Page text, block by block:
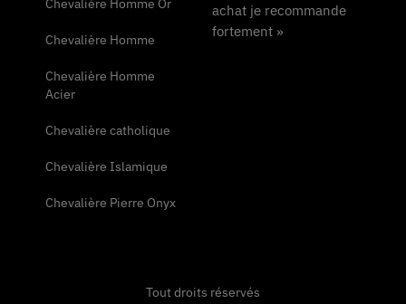
Chevalière Homme Or
Chevalière Homme
Chevalière Homme
Acier
Chevalière catholique
Chevalière Islamique
Chevalière Pierre Onyx
achat je recommande
fortement »
Tout droits réservés